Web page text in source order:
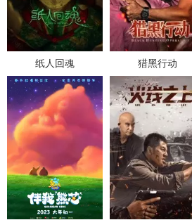
纸人回魂 猎黑行动